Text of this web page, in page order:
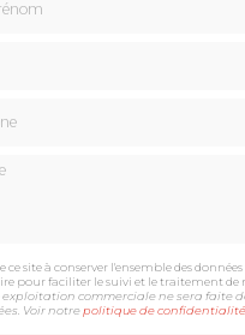
ce site à conserver l'ensemble des
pour faciliter le suivi et le traitement de
exploitation commerciale ne sera faite
Voir notrepolitique de confidentialité